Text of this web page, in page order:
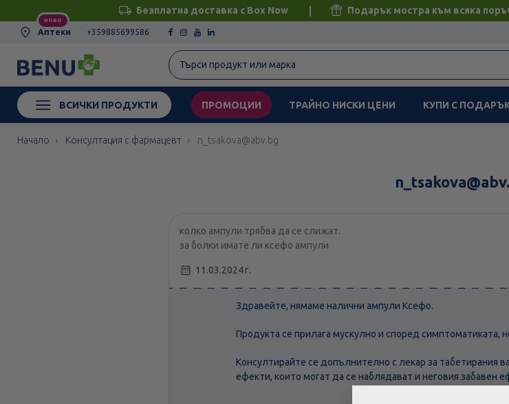
Безплатна доставка с Box Now Подарък мостра към всяка
НОВО
Аптеки +359885699586
ВСИЧКИ ПРОДУКТИ ПРОМОЦИИ ТРАЙНО НИСКИ ЦЕНИ КУПИ С
Начало Консултация с фармацевт n_tsakova@abv.bg
колко ампули трябва да се слижат.
за болки имате ли ксефо ампули
11.03.2024 г.
Здравейте, нямаме налични ампули Ксефо.
Продукта се прилага мускулно и според симптоматиката,
Консултирайте се допълнително с лекар за табетирания
ефекти, които могат да се наблядават и неговия забавен